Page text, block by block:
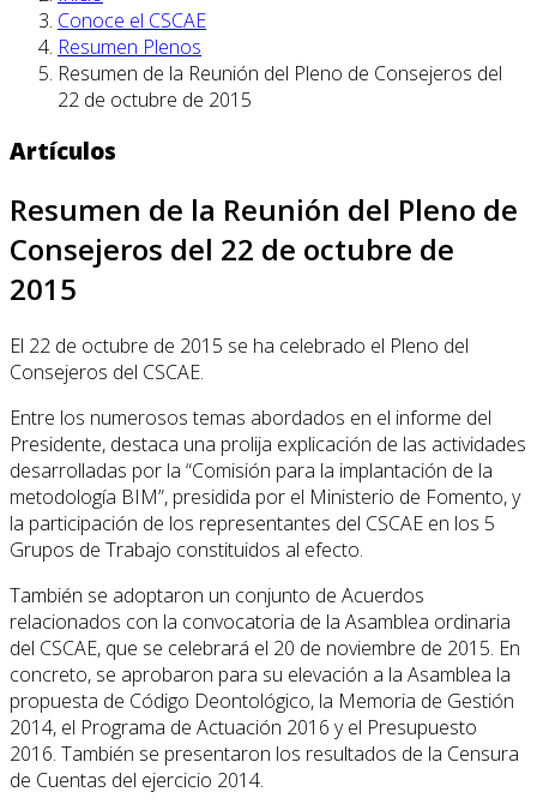
Conoce el CSCAE
Resumen Plenos
Resumen de la Reunión del Pleno de Consejeros del
22 de octubre de 2015
Artículos
Resumen de la Reunión del Pleno de
Consejeros del 22 de octubre de
2015
El 22 de octubre de 2015 se ha celebrado el Pleno del
Consejeros del CSCAE.
Entre los numerosos temas abordados en el informe del
Presidente, destaca una prolija explicación de las actividades
desarrolladas por la “Comisión para la implantación de la
metodología BIM”, presidida por el Ministerio de Fomento, y
la participación de los representantes del CSCAE en los 5
Grupos de Trabajo constituidos al efecto.
También se adoptaron un conjunto de Acuerdos
relacionados con la convocatoria de la Asamblea ordinaria
del CSCAE, que se celebrará el 20 de noviembre de 2015. En
concreto, se aprobaron para su elevación a la Asamblea la
propuesta de Código Deontológico, la Memoria de Gestión
2014, el Programa de Actuación 2016 y el Presupuesto
2016. También se presentaron los resultados de la Censura
de Cuentas del ejercicio 2014.